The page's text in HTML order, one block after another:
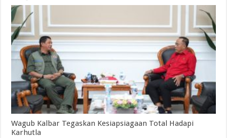
Wagub Kalbar Tegaskan Kesiapsiagaan Total Hadapi
Karhutla